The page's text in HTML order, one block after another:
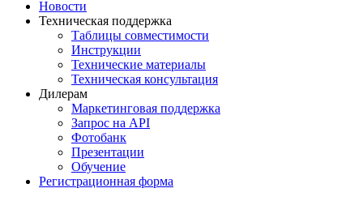
Новости
Техническая поддержка
Таблицы совместимости
Инструкции
Технические материалы
Техническая консультация
Дилерам
Маркетинговая поддержка
Запрос на API
Фотобанк
Презентации
Обучение
Регистрационная форма